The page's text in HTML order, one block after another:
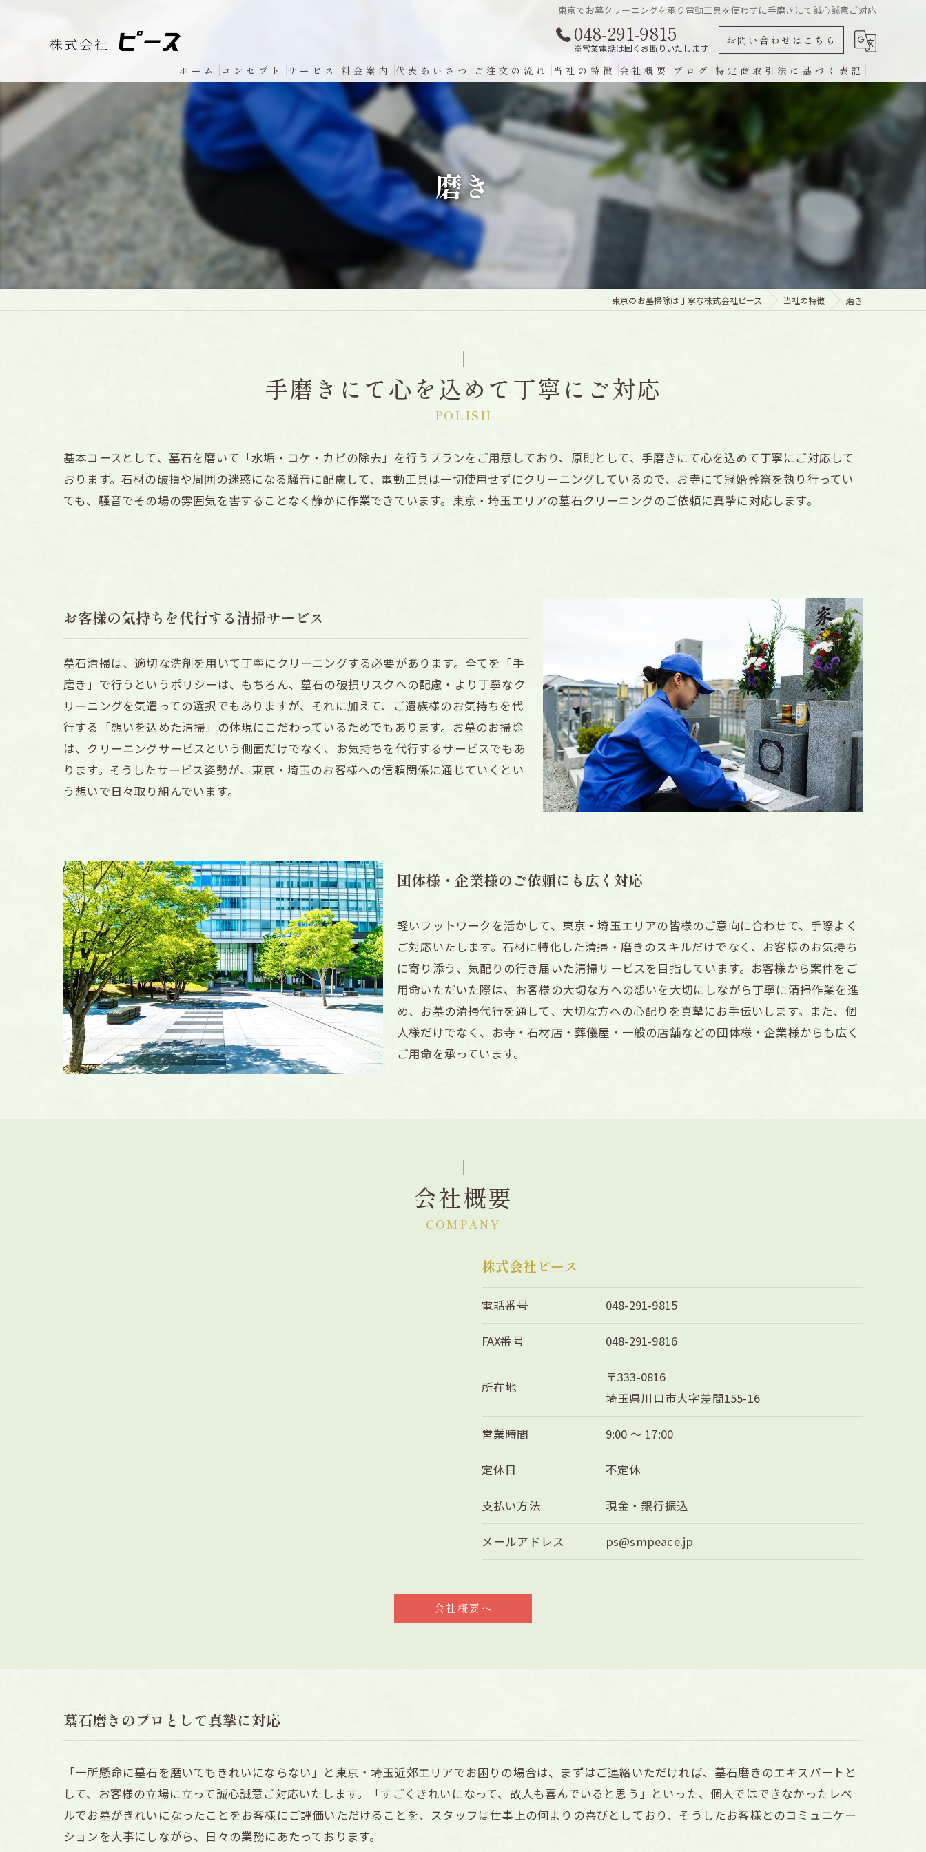
東京でお墓クリーニングを承り電動工具を使わずに手磨きにて誠心誠意ご対応
048-291-9815
※営業電話は固くお断りいたします
お問い合わせはこちら
ホーム コンセプト サービス 料金案内 代表あいさつ ご注文の流れ 当社の特徴
埼玉のお墓
磨き
コーティング
墓石
会社概要 ブログ 特定商取引法に基づく表記
磨き
東京のお墓掃除は丁寧な株式会社ピース 当社の特徴 磨き
手磨きにて心を込めて丁寧にご対応
POLISH
基本コースとして、墓石を磨いて「水垢・コケ・カビの除去」を行うプランをご用意しており、原則として、手磨きにて心を込めて丁寧にご対応して
おります。石材の破損や周囲の迷惑になる騒音に配慮して、電動工具は一切使用せずにクリーニングしているので、お寺にて冠婚葬祭を執り行ってい
ても、騒音でその場の雰囲気を害することなく静かに作業できています。東京・埼玉エリアの墓石クリーニングのご依頼に真摯に対応します。
お客様の気持ちを代行する清掃サービス
墓石清掃は、適切な洗剤を用いて丁寧にクリーニングする必要があります。全てを「手
磨き」で行うというポリシーは、もちろん、墓石の破損リスクへの配慮・より丁寧なク
リーニングを気遣っての選択でもありますが、それに加えて、ご遺族様のお気持ちを代
行する「想いを込めた清掃」の体現にこだわっているためでもあります。お墓のお掃除
は、クリーニングサービスという側面だけでなく、お気持ちを代行するサービスでもあ
ります。そうしたサービス姿勢が、東京・埼玉のお客様への信頼関係に通じていくとい
う想いで日々取り組んでいます。
団体様・企業様のご依頼にも広く対応
軽いフットワークを活かして、東京・埼玉エリアの皆様のご意向に合わせて、手際よく
ご対応いたします。石材に特化した清掃・磨きのスキルだけでなく、お客様のお気持ち
に寄り添う、気配りの行き届いた清掃サービスを目指しています。お客様から案件をご
用命いただいた際は、お客様の大切な方への想いを大切にしながら丁寧に清掃作業を進
め、お墓の清掃代行を通して、大切な方への心配りを真摯にお手伝いします。また、個
人様だけでなく、お寺・石材店・葬儀屋・一般の店舗などの団体様・企業様からも広く
ご用命を承っています。
会社概要
COMPANY
株式会社ピース
電話番号 048-291-9815
FAX番号 048-291-9816
所在地
〒333-0816
埼玉県川口市大字差間155-16
営業時間 9:00 〜 17:00
定休日 不定休
支払い方法 現金・銀行振込
メールアドレス ps@smpeace.jp
会社概要へ
墓石磨きのプロとして真摯に対応
「一所懸命に墓石を磨いてもきれいにならない」と東京・埼玉近郊エリアでお困りの場合は、まずはご連絡いただければ、墓石磨きのエキスパートと
して、お客様の立場に立って誠心誠意ご対応いたします。「すごくきれいになって、故人も喜んでいると思う」といった、個人ではできなかったレベ
ルでお墓がきれいになったことをお客様にご評価いただけることを、スタッフは仕事上の何よりの喜びとしており、そうしたお客様とのコミュニケー
ションを大事にしながら、日々の業務にあたっております。